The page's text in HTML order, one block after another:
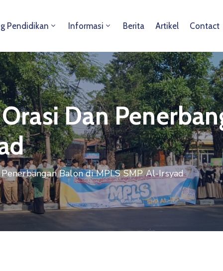
Pendidikan Informasi Berita Artikel Contact
Dan
Balon di MPLS SMP Al-Irsyad